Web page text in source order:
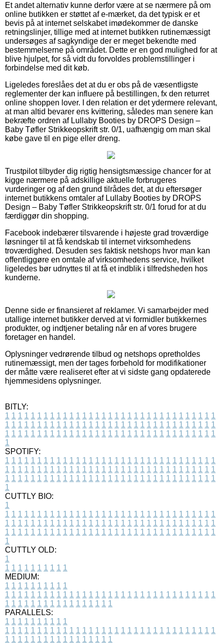
Et andet alternativ kunne derfor være at se nærmere på om
online butikken er støttet af e-mærket, da det typisk er et
bevis på at internet selskabet imødekommer de danske
retningslinjer, tillige med at internet butikken rutinemæssigt
undersøges af sagkyndige der er meget bekendte med
bestemmelserne på området. Dette er en god mulighed for at
blive hjulpet, for så vidt du forvoldes problemstillinger i
forbindelse med dit køb.
Ligeledes foreslåes det at du er obs på de væsentligste
reglementer der kan influere på bestillingen, fx den returret
online shoppen lover. I den relation er det ydermere relevant,
at man altid bevarer ens kvittering, således man senere kan
bekræfte ordren af Lullaby Booties by DROPS Design –
Baby Tøfler Strikkeopskrift str. 0/1, uafhængig om man skal
købe gave til en pige eller dreng.
Trustpilot tilbyder dig rigtig hensigtsmæssige chancer for at
kigge nærmere på adskillige aktuelle forbrugeres
vurderinger og af den grund tilrådes det, at du eftersøger
internet butikkens omtaler af Lullaby Booties by DROPS
Design – Baby Tøfler Strikkeopskrift str. 0/1 forud for at du
færdiggør din shopping.
Facebook indebærer tilsvarende i højeste grad troværdige
løsninger til at få kendskab til internet virksomhedens
troværdighed. Desuden ses faktisk netshops hvor man kan
offentliggøre en omtale af virksomhedens service, hvilket
ligeledes bør udnyttes til at få et indblik i tilfredsheden hos
kunderne.
Denne side er finansieret af reklamer. Vi samarbejder med
utallige internet butikker derved at vi formidler butikkernes
produkter, og indtjener betaling når en af vores brugere
foretager en handel.
Oplysninger vedrørende tilbud og netshops opretholdes
rutinemæssigt, men der tages forbehold for modifikationer
der måtte være realiseret efter at vi sidste gang opdaterede
hjemmesidens oplysninger.
BITLY:
1 1 1 1 1 1 1 1 1 1 1 1 1 1 1 1 1 1 1 1 1 1 1 1 1 1 1 1 1 1 1 1 1
1 1 1 1 1 1 1 1 1 1 1 1 1 1 1 1 1 1 1 1 1 1 1 1 1 1 1 1 1 1 1 1 1
1 1 1 1 1 1 1 1 1 1 1 1 1 1 1 1 1 1 1 1 1 1 1 1 1 1 1 1 1 1 1 1 1
1
SPOTIFY:
1 1 1 1 1 1 1 1 1 1 1 1 1 1 1 1 1 1 1 1 1 1 1 1 1 1 1 1 1 1 1 1 1
1 1 1 1 1 1 1 1 1 1 1 1 1 1 1 1 1 1 1 1 1 1 1 1 1 1 1 1 1 1 1 1 1
1 1 1 1 1 1 1 1 1 1 1 1 1 1 1 1 1 1 1 1 1 1 1 1 1 1 1 1 1 1 1 1 1
1
CUTTLY BIO:
1
1 1 1 1 1 1 1 1 1 1 1 1 1 1 1 1 1 1 1 1 1 1 1 1 1 1 1 1 1 1 1 1 1
1 1 1 1 1 1 1 1 1 1 1 1 1 1 1 1 1 1 1 1 1 1 1 1 1 1 1 1 1 1 1 1 1
1 1 1 1 1 1 1 1 1 1 1 1 1 1 1 1 1 1 1 1 1 1 1 1 1 1 1 1 1 1 1 1 1
1
CUTTLY OLD:
1
1 1 1 1 1 1 1 1 1 1
MEDIUM:
1 1 1 1 1 1 1 1 1 1
1 1 1 1 1 1 1 1 1 1 1 1 1 1 1 1 1 1 1 1 1 1 1 1 1 1 1 1 1 1 1 1 1
1 1 1 1 1 1 1 1 1 1 1 1 1 1 1 1 1
PARALLELS:
1 1 1 1 1 1 1 1 1 1
1 1 1 1 1 1 1 1 1 1 1 1 1 1 1 1 1 1 1 1 1 1 1 1 1 1 1 1 1 1 1 1 1
1 1 1 1 1 1 1 1 1 1 1 1 1 1 1 1 1